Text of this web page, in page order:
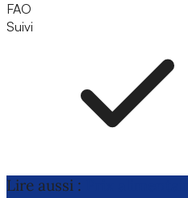
FAO
Suivi
Lire aussi :